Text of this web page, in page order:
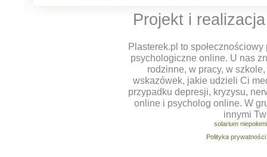
Projekt i
Plasterek.pl to
psychologiczne online. U nas
rodzinne, w pracy, w
wskazówek, jakie udzieli Ci
przypadku depresji, kryzysu,
online i psycholog online. W
innymi
solarium
Polityka prywatności